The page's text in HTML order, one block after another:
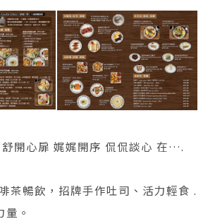
開心扉 娓娓開序 侃侃談心 在….
茶暢飲，招牌手作吐司、活力輕食 .
。